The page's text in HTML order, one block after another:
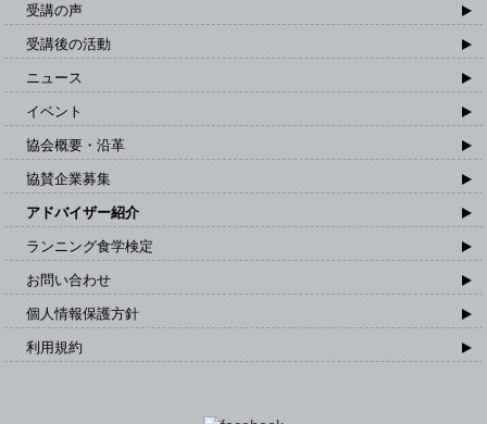
受講の声
受講後の活動
ニュース
イベント
協会概要・沿革
協賛企業募集
アドバイザー紹介
ランニング食学検定
お問い合わせ
個人情報保護方針
利用規約